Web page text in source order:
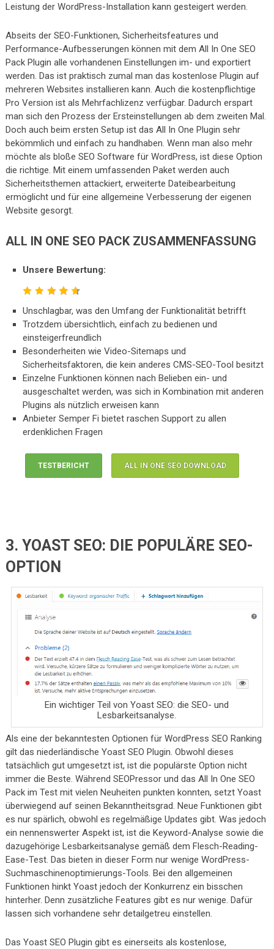
Leistung der WordPress-Installation kann gesteigert werden.
Abseits der SEO-Funktionen, Sicherheitsfeatures und
Performance-Aufbesserungen können mit dem All In One SEO
Pack Plugin alle vorhandenen Einstellungen im- und exportiert
werden. Das ist praktisch zumal man das kostenlose Plugin auf
mehreren Websites installieren kann. Auch die kostenpflichtige
Pro Version ist als Mehrfachlizenz verfügbar. Dadurch erspart
man sich den Prozess der Ersteinstellungen ab dem zweiten Mal.
Doch auch beim ersten Setup ist das All In One Plugin sehr
bekömmlich und einfach zu handhaben. Wenn man also mehr
möchte als bloße SEO Software für WordPress, ist diese Option
die richtige. Mit einem umfassenden Paket werden auch
Sicherheitsthemen attackiert, erweiterte Dateibearbeitung
ermöglicht und für eine allgemeine Verbesserung der eigenen
Website gesorgt.
ALL IN ONE SEO PACK ZUSAMMENFASSUNG
Unsere Bewertung:
Unschlagbar, was den Umfang der Funktionalität betrifft
Trotzdem übersichtlich, einfach zu bedienen und
einsteigerfreundlich
Besonderheiten wie Video-Sitemaps und
Sicherheitsfaktoren, die kein anderes CMS-SEO-Tool besitzt
Einzelne Funktionen können nach Belieben ein- und
ausgeschaltet werden, was sich in Kombination mit anderen
Plugins als nützlich erweisen kann
Anbieter Semper Fi bietet raschen Support zu allen
erdenklichen Fragen
TESTBERICHT ALL IN ONE SEO DOWNLOAD
3. YOAST SEO: DIE POPULÄRE SEO-
OPTION
Ein wichtiger Teil von Yoast SEO: die SEO- und
Lesbarkeitsanalyse.
Als eine der bekanntesten Optionen für WordPress SEO Ranking
gilt das niederländische Yoast SEO Plugin. Obwohl dieses
tatsächlich gut umgesetzt ist, ist die populärste Option nicht
immer die Beste. Während SEOPressor und das All In One SEO
Pack im Test mit vielen Neuheiten punkten konnten, setzt Yoast
überwiegend auf seinen Bekanntheitsgrad. Neue Funktionen gibt
es nur spärlich, obwohl es regelmäßige Updates gibt. Was jedoch
ein nennenswerter Aspekt ist, ist die Keyword-Analyse sowie die
dazugehörige Lesbarkeitsanalyse gemäß dem Flesch-Reading-
Ease-Test. Das bieten in dieser Form nur wenige WordPress-
Suchmaschinenoptimierungs-Tools. Bei den allgemeinen
Funktionen hinkt Yoast jedoch der Konkurrenz ein bisschen
hinterher. Denn zusätzliche Features gibt es nur wenige. Dafür
lassen sich vorhandene sehr detailgetreu einstellen.
Das Yoast SEO Plugin gibt es einerseits als kostenlose,